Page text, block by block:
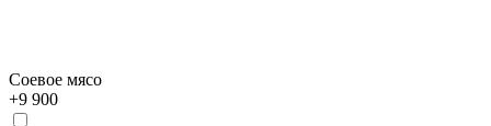
Соевое мясо
+9 900